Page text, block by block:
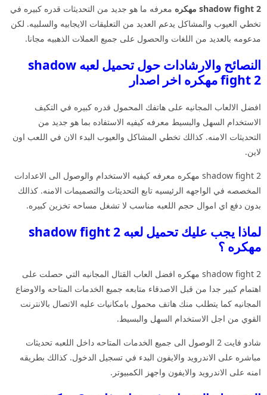
shadow fight 2 مهكره
معرفه ما هو جديد من التحديثات قدره كبيره في
تخطي العيوب والمشاكل يدعم العديد من التعليقات الايجابيه والسلبيه. لكن
مدعومه بالعديد من اللغات والحصول على جميع العملات الذهبيه مجانا.
النصائح والارشادات حول تحميل لعبه shadow
fight 2 مهكره اخر اصدار
افضل الالعاب المجانيه على هاتفك المحمول قدره كبيره في التكيف
الاستخدام السهل والبسيط معرفه كيفيه الاستفاده بما هو جديد من
التحديثات الامنه. كذالك تخطي المشاكل والعيوب البدء الان في اللعب اون
لاين.
shadow fight 2 مهكره معرفه كيفيه الاستخدام والوصول الى الاعدادات
المخصصه في الواجهه الرئيسيه تابع التحديثات والتصميمات الامنه. كذالك
بدون دفع اي اموال حجم اللعبه مناسب لا تشغل مساحه تخزين كبيره.
لماذا يجب عليك تحميل لعبه shadow fight 2
مهكره ؟
shadow fight 2 مهكره افضل العاب القتال المجانيه التي حصلت على
اهتمام كبير جدا من قبل الاصدقاء متابعه جميع الخدمات المتاحه والاوضاع
المجانيه كما يتطلب منك هاتف محمول بامكانيات عليه الاتصال بالانترنت
القوي من اجل الاستخدام السهل والبسيط.
شادو فايت 2 الوصول الى جميع الخدمات المتاحه داخل اللعبه تحديثات
مباشره على الاندرويد والايفون البدء في تسجيل الدخول. كذالك بطريقه
امنه على الاندرويد والايفون واجهز الكمبيوتر.